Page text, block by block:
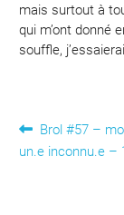
mais surtout à
qui m’ont donné
souffle,
Article
précédent :
Brol #57 –
un.e inconnu.e –